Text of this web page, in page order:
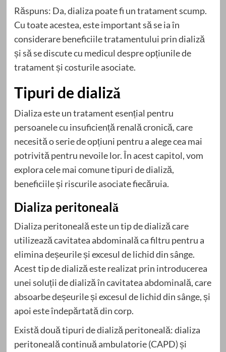
Răspuns: Da, dializa poate fi un tratament scump.
Cu toate acestea, este important să se ia în
considerare beneficiile tratamentului prin dializă
și să se discute cu medicul despre opțiunile de
tratament și costurile asociate.
Tipuri de dializă
Dializa este un tratament esențial pentru
persoanele cu insuficiență renală cronică, care
necesită o serie de opțiuni pentru a alege cea mai
potrivită pentru nevoile lor. În acest capitol, vom
explora cele mai comune tipuri de dializă,
beneficiile și riscurile asociate fiecăruia.
Dializa peritoneală
Dializa peritoneală este un tip de dializă care
utilizează cavitatea abdominală ca filtru pentru a
elimina deșeurile și excesul de lichid din sânge.
Acest tip de dializă este realizat prin introducerea
unei soluții de dializă în cavitatea abdominală, care
absoarbe deșeurile și excesul de lichid din sânge, și
apoi este îndepărtată din corp.
Există două tipuri de dializă peritoneală: dializa
peritoneală continuă ambulatorie (CAPD) și